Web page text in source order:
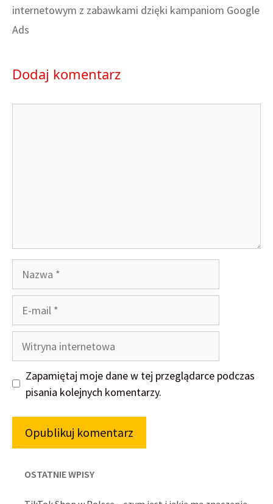
internetowym z zabawkami dzięki kampaniom Google
Ads
Dodaj komentarz
Witryna
internetowa
Zapamiętaj moje dane w tej przeglądarce podczas
pisania kolejnych komentarzy.
OSTATNIE WPISY